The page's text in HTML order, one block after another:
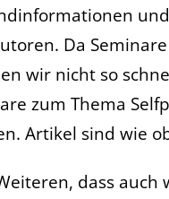
Da
wir nicht so
zum Thema
Artikel sind wie
dass